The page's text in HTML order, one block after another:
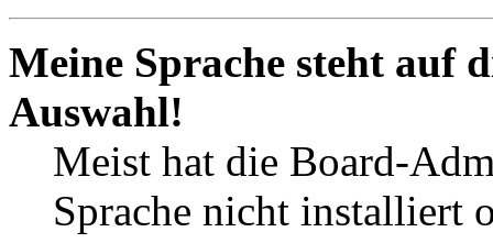
Meine Sprache steht auf
Auswahl!
Meist hat die Board-
Sprache nicht installiert